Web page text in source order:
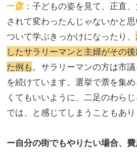
一彦 ：子どもの姿を見て、正直
されて変わったんじゃないかと
ついて学ぶきっかけになったり、
したサラリーマンと主婦がその
た例も。サラリーマンの方は市
を続けています。選挙で票を集
くてもいいように、二足のわら
では、と感じてしまうこともあり
ー自分の街でもやりたい場合、